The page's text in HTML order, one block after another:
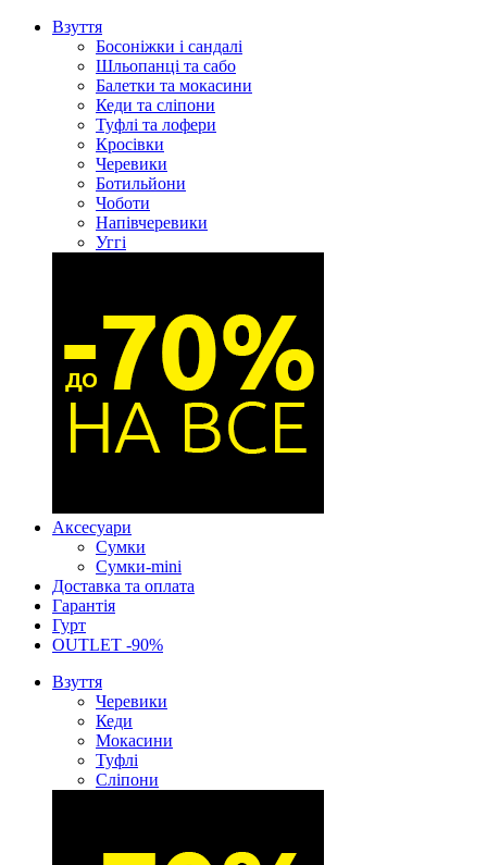
Взуття
Босоніжки і сандалі
Шльопанці та сабо
Балетки та мокасини
Кеди та сліпони
Туфлі та лофери
Кросівки
Черевики
Ботильйони
Чоботи
Напівчеревики
Уггі
Аксесуари
Сумки
Сумки-mini
Доставка та оплата
Гарантія
Гурт
OUTLET -90%
Взуття
Черевики
Кеди
Мокасини
Туфлі
Сліпони